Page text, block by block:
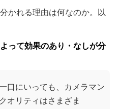
かれる理由は何なのか。以
って効果のあり・なしが分
口にいっても、カメラマン
オリティはさまざま